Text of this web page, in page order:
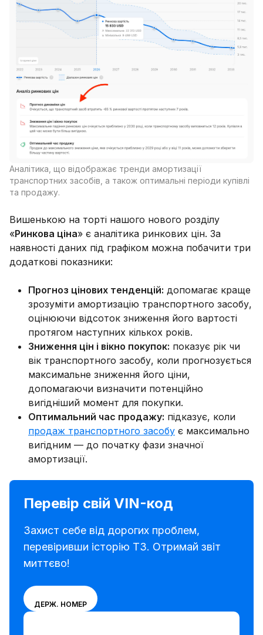
Аналітика, що відображає тренди амортизації
транспортних засобів, а також оптимальні періоди купівлі
та продажу.
Вишенькою на торті нашого нового розділу
«Ринкова ціна» є аналітика ринкових цін. За
наявності даних під графіком можна побачити три
додаткові показники:
Прогноз цінових тенденцій: допомагає краще
зрозуміти амортизацію транспортного засобу,
оцінюючи відсоток зниження його вартості
протягом наступних кількох років.
Зниження цін і вікно покупок: показує рік чи
вік транспортного засобу, коли прогнозується
максимальне зниження його ціни,
допомагаючи визначити потенційно
вигідніший момент для покупки.
Оптимальний час продажу: підказує, коли
продаж транспортного засобу є максимально
вигідним — до початку фази значної
амортизації.
Перевір свій VIN-код
Захист себе від дорогих проблем,
перевіривши історію ТЗ. Отримай звіт
миттєво!
Вибери
режим
ДЕРЖ. НОМЕР
Ввести VIN-код